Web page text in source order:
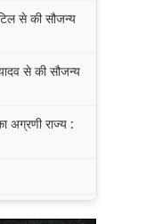
से की सौजन्य
से की सौजन्य
अग्रणी राज्य :